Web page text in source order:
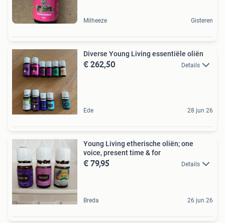
Milheeze Gisteren
Diverse Young Living essentiële oliën
€ 262,50 Details
Ede 28 jun 26
Young Living etherische oliën; one
voice, present time & for
€ 79,95 Details
Breda 26 jun 26